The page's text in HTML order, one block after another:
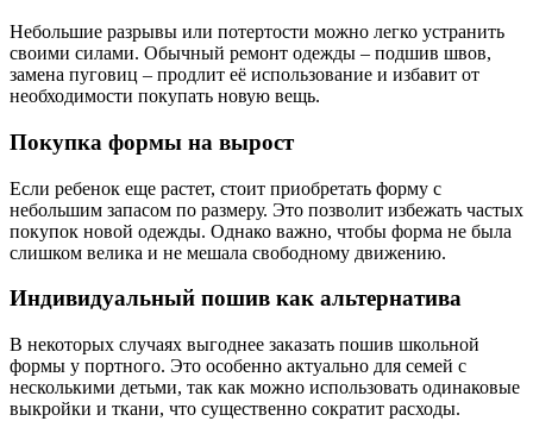
Небольшие разрывы или потертости можно легко устранить
своими силами. Обычный ремонт одежды – подшив швов,
замена пуговиц – продлит её использование и избавит от
необходимости покупать новую вещь.
Покупка формы на вырост
Если ребенок еще растет, стоит приобретать форму с
небольшим запасом по размеру. Это позволит избежать частых
покупок новой одежды. Однако важно, чтобы форма не была
слишком велика и не мешала свободному движению.
Индивидуальный пошив как альтернатива
В некоторых случаях выгоднее заказать пошив школьной
формы у портного. Это особенно актуально для семей с
несколькими детьми, так как можно использовать одинаковые
выкройки и ткани, что существенно сократит расходы.